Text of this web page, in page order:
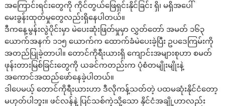
အကြောင်းရင်းတွေကို ကိုင်တွယ်ဖြေရှင်းနိုင်ခြင်း ရှိ၊ မရှိအပေါ်
မေးခွန်းထုတ်မှုတွေလည်းရှိနေပါတယ်။
ဒီကနေ့မွန်းလွဲပိုင်းမှာ မဲပေးဆုံးဖြတ်မှုမှာ လွှတ်တော် အမတ် ၁၆၃
ယောက်အနက် ၁၁၅ ယောက်က ထောက်ခံမဲပေးခဲ့ပြီး ဥပဒေကြမ်းကို
အတည်ပြုခဲ့တာပါ။ တောင်ကိုရီးယားရှိ ကျောင်းအများစုဟာ စမတ်
ဖုန်းတားမြစ်ခြင်းတွေကို ယခင်ကတည်းက ပုံစံတမျိုးမျိုးနဲ့
အကောင်အထည်ဖော်နေခဲ့ပါတယ်။
ဒါပေမယ့် တောင်ကိုရီးယားဟာ ဒီလိုကန့်သတ်တဲ့ ပထမဆုံးနိုင်ငံတော့
မဟုတ်ပါဘူး။ ဖင်လန်နဲ့ ပြင်သစ်ကဲ့သို့သော နိုင်ငံအချို့ဟာလည်း